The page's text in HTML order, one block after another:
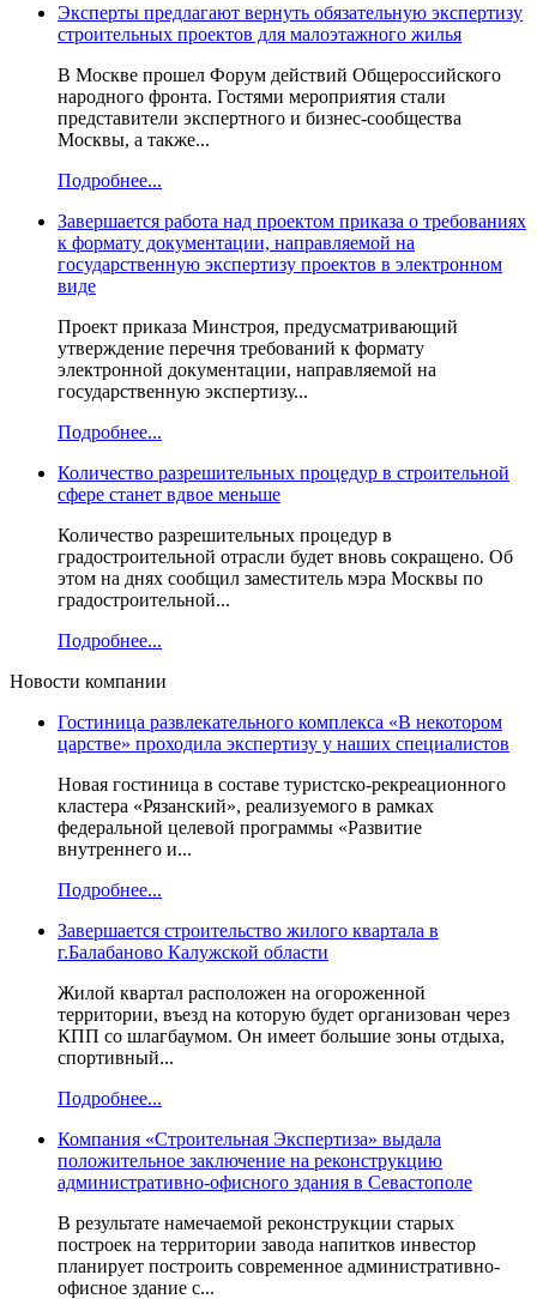
Эксперты предлагают вернуть обязательную экспертизу
строительных проектов для малоэтажного жилья
В Москве прошел Форум действий Общероссийского
народного фронта. Гостями мероприятия стали
представители экспертного и бизнес-сообщества
Москвы, а также...
Подробнее...
Завершается работа над проектом приказа о требованиях
к формату документации, направляемой на
государственную экспертизу проектов в электронном
виде
Проект приказа Минстроя, предусматривающий
утверждение перечня требований к формату
электронной документации, направляемой на
государственную экспертизу...
Подробнее...
Количество разрешительных процедур в строительной
сфере станет вдвое меньше
Количество разрешительных процедур в
градостроительной отрасли будет вновь сокращено. Об
этом на днях сообщил заместитель мэра Москвы по
градостроительной...
Подробнее...
Новости компании
Гостиница развлекательного комплекса «В некотором
царстве» проходила экспертизу у наших специалистов
Новая гостиница в составе туристско-рекреационного
кластера «Рязанский», реализуемого в рамках
федеральной целевой программы «Развитие
внутреннего и...
Подробнее...
Завершается строительство жилого квартала в
г.Балабаново Калужской области
Жилой квартал расположен на огороженной
территории, въезд на которую будет организован через
КПП со шлагбаумом. Он имеет большие зоны отдыха,
спортивный...
Подробнее...
Компания «Строительная Экспертиза» выдала
положительное заключение на реконструкцию
административно-офисного здания в Севастополе
В результате намечаемой реконструкции старых
построек на территории завода напитков инвестор
планирует построить современное административно-
офисное здание с...